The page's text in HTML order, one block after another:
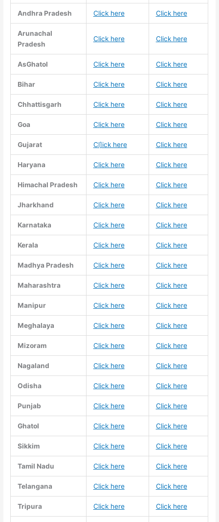
Andhra Pradesh Click here Click here
Arunachal
Pradesh
Click here Click here
AsGhatol Click here Click here
Bihar Click here Click here
Chhattisgarh Click here Click here
Goa Click here Click here
Gujarat Cl]ick here Click here
Haryana Click here Click here
Himachal Pradesh Click here Click here
Jharkhand Click here Click here
Karnataka Click here Click here
Kerala Click here Click here
Madhya Pradesh Click here Click here
Maharashtra Click here Click here
Manipur Click here Click here
Meghalaya Click here Click here
Mizoram Click here Click here
Nagaland Click here Click here
Odisha Click here Click here
Punjab Click here Click here
Ghatol Click here Click here
Sikkim Click here Click here
Tamil Nadu Click here Click here
Telangana Click here Click here
Tripura Click here Click here